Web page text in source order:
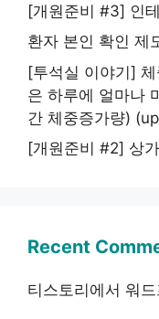
[개원준비 #3] 인
환자 본인 확인 제
[투석실 이야기]
은 하루에 얼마나
간 체중증가량)
[개원준비 #2] 상
Recent
티스토리에서 워